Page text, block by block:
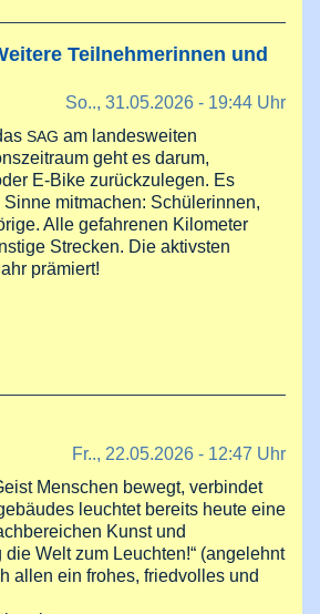
Teilnehmerinnen und
So.., 31.05.2026 - 19:44 Uhr
SAG am landesweiten
geht es darum,
E-Bike zurückzulegen. Es
mitmachen: Schülerinnen,
Alle gefahrenen Kilometer
Strecken. Die aktivsten
prämiert!
auch? Weitere Teilnehmerinnen
Fr.., 22.05.2026 - 12:47 Uhr
Menschen bewegt, verbindet
leuchtet bereits heute eine
Kunst und
Welt zum Leuchten!“ (angelehnt
allen ein frohes, friedvolles und